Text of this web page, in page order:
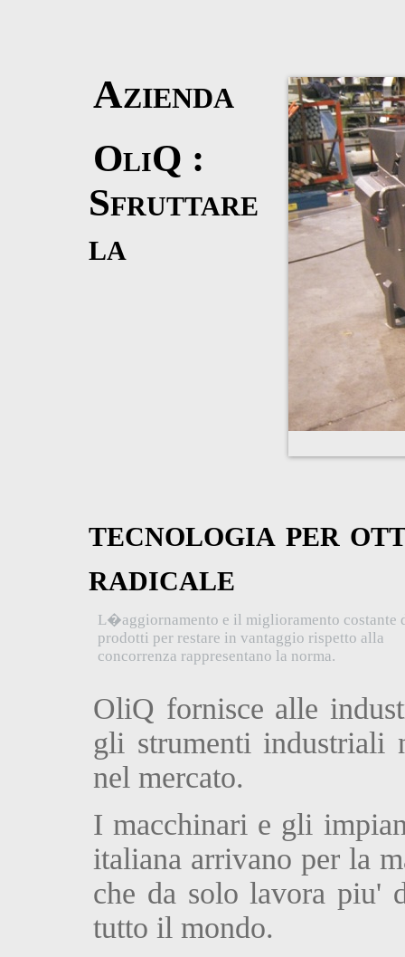
Azienda
OliQ :
Sfruttare
la
tecnologia per
radicale
L�aggiornamento e il miglioramento costante
prodotti per restare in vantaggio rispetto alla
concorrenza rappresentano la norma.
OliQ fornisce alle
gli strumenti industriali
nel mercato.
I macchinari e gli
italiana arrivano per la
che da solo lavora piu'
tutto il mondo.